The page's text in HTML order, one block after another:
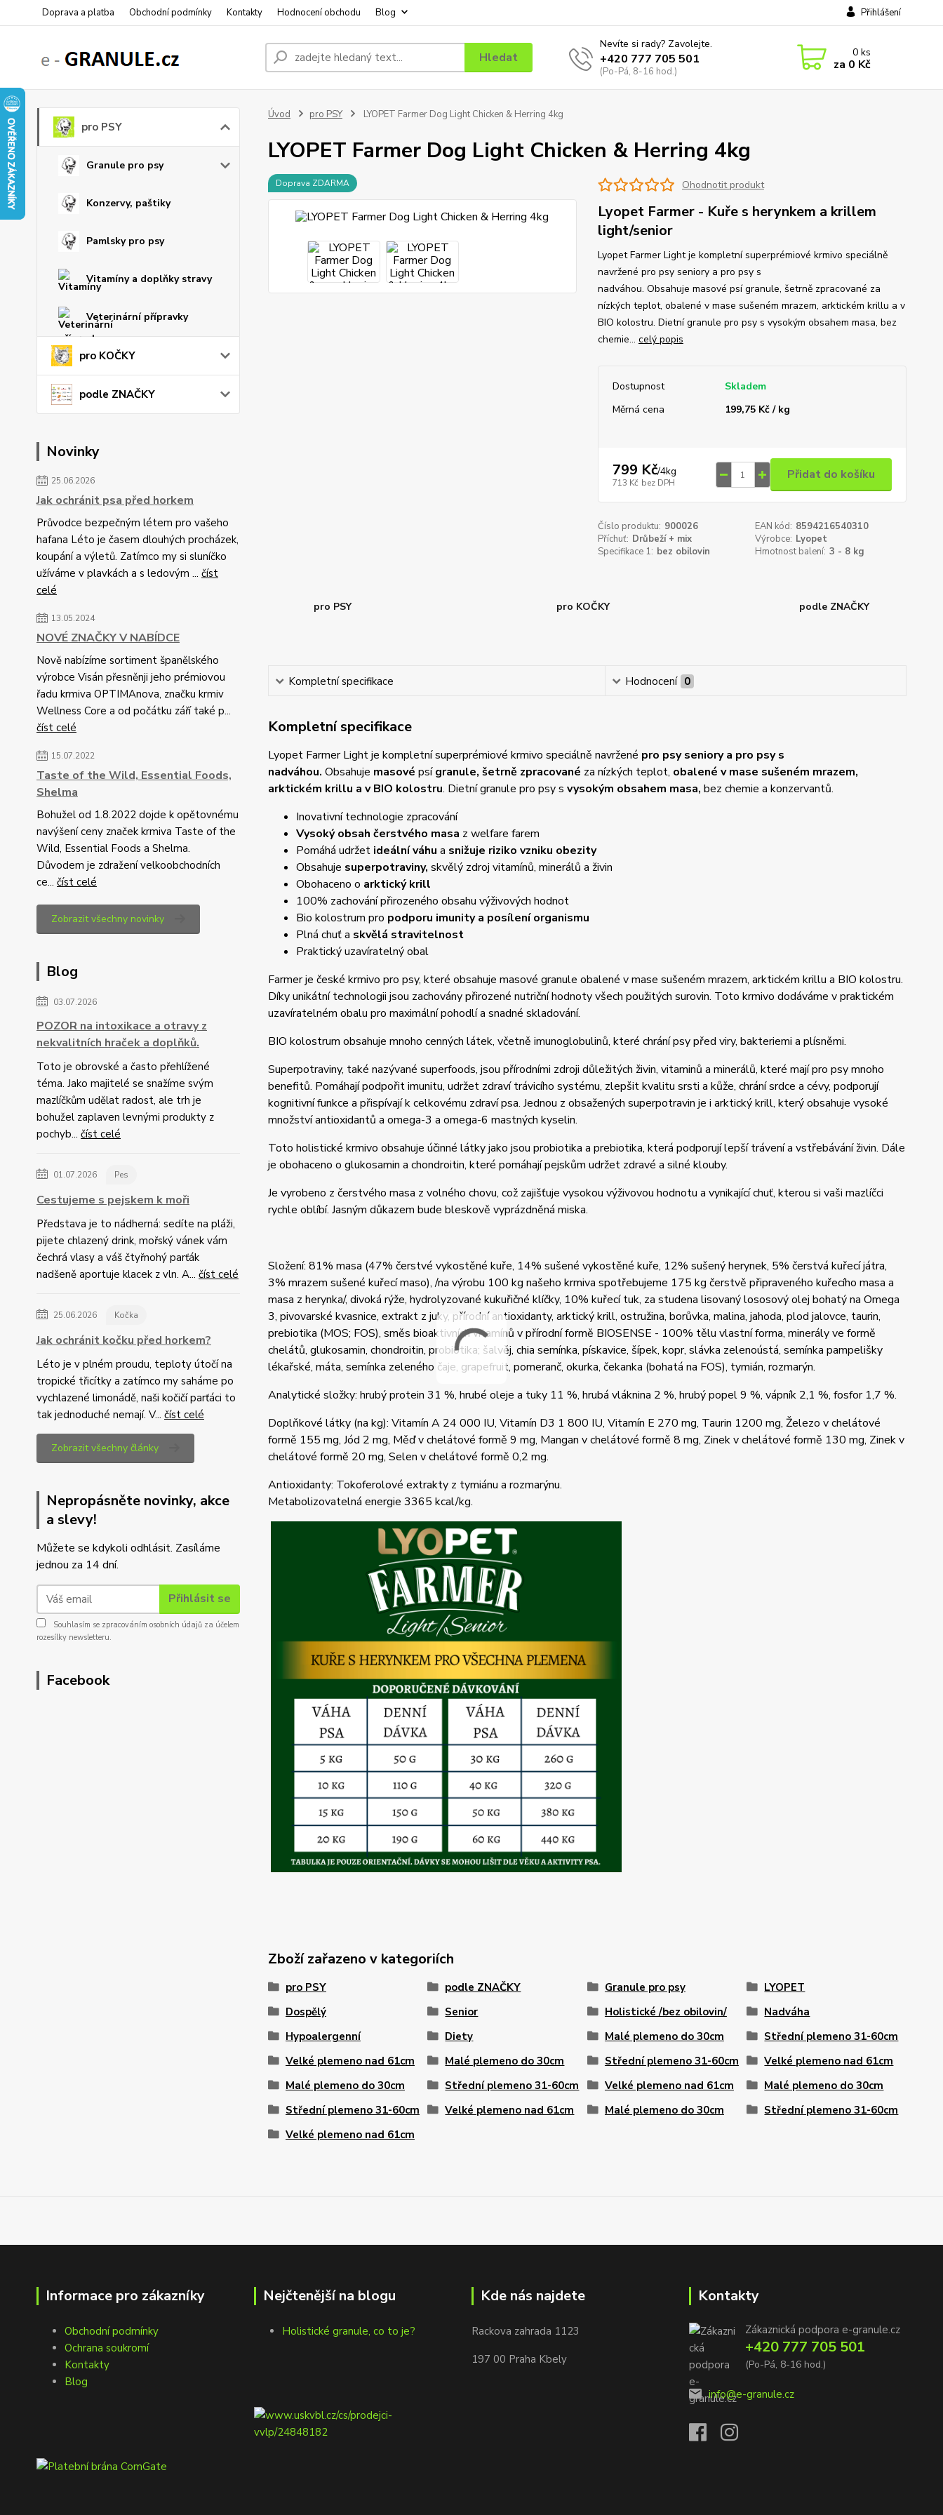
Doprava a platba Obchodní podmínky Kontakty Hodnocení obchodu Blog Přihlášení
Hledat
Nevíte si rady? Zavolejte.
+420 777 705 501
(Po-Pá, 8-16 hod.)
0ks
za 0 Kč
pro PSY
Granule pro psy
Konzervy, paštiky
Pamlsky pro psy
Vitamíny a doplňky stravy
Veterinární přípravky
pro KOČKY
podle ZNAČKY
Novinky
25.06.2026
Jak ochránit psa před horkem
Průvodce bezpečným létem pro vašeho
hafana Léto je časem dlouhých procházek,
koupání a výletů. Zatímco my si sluníčko
užíváme v plavkách a s ledovým ... číst
celé
13.05.2024
NOVÉ ZNAČKY V NABÍDCE
Nově nabízíme sortiment španělského
výrobce Visán přesněnji jeho prémiovou
řadu krmiva OPTIMAnova, značku krmiv
Wellness Core a od počátku září také p...
číst celé
15.07.2022
Taste of the Wild, Essential Foods,
Shelma
Bohužel od 1.8.2022 dojde k opětovnému
navýšení ceny značek krmiva Taste of the
Wild, Essential Foods a Shelma.
Důvodem je zdražení velkoobchodních
ce... číst celé
Zobrazit všechny novinky
Blog
03.07.2026
POZOR na intoxikace a otravy z
nekvalitních hraček a doplňků.
Toto je obrovské a často přehlížené
téma. Jako majitelé se snažíme svým
mazlíčkům udělat radost, ale trh je
bohužel zaplaven levnými produkty z
pochyb... číst celé
01.07.2026 Pes
Cestujeme s pejskem k moři
Představa je to nádherná: sedíte na pláži,
pijete chlazený drink, mořský vánek vám
čechrá vlasy a váš čtyřnohý parťák
nadšeně aportuje klacek z vln. A... číst celé
25.06.2026 Kočka
Jak ochránit kočku před horkem?
Léto je v plném proudu, teploty útočí na
tropické třicítky a zatímco my saháme po
vychlazené limonádě, naši kočičí parťáci to
tak jednoduché nemají. V... číst celé
Zobrazit všechny články
Nepropásněte novinky, akce
a slevy!
Můžete se kdykoli odhlásit. Zasíláme
jednou za 14 dní.
Přihlásit se
Souhlasím se zpracováním osobních údajů za účelem
rozesílky newsletteru.
Facebook
Úvod pro PSY LYOPET Farmer Dog Light Chicken & Herring 4kg
LYOPET Farmer Dog Light Chicken & Herring 4kg
Doprava ZDARMA Ohodnotit produkt
Lyopet Farmer - Kuře s herynkem a krillem
light/senior
Lyopet Farmer Light je kompletní superprémiové krmivo speciálně
navržené pro psy seniory a pro psy s
nadváhou. Obsahuje masové psí granule, šetrně zpracované za
nízkých teplot, obalené v mase sušeném mrazem, arktickém krillu a v
BIO kolostru. Dietní granule pro psy s vysokým obsahem masa, bez
chemie... celý popis
Dostupnost
Skladem
Měrná cena
199,75 Kč / kg
799 Kč/4kg
713 Kč bez DPH
Přidat do košíku
Číslo produktu: 900026 EAN kód: 8594216540310
Příchuť: Drůbeží + mix Výrobce: Lyopet
Specifikace 1: bez obilovin Hmotnost balení: 3 - 8 kg
pro PSY pro KOČKY podle ZNAČKY
Kompletní specifikace Hodnocení 0
Kompletní specifikace
Lyopet Farmer Light je kompletní superprémiové krmivo speciálně navržené pro psy seniory a pro psy s
nadváhou. Obsahuje masové psígranule, šetrně zpracované za nízkých teplot, obalené v mase sušeném mrazem,
arktickém krillu a v BIO kolostru. Dietní granule pro psy s vysokým obsahem masa, bez chemie a konzervantů.
Inovativní technologie zpracování
Vysoký obsah čerstvého masa z welfare farem
Pomáhá udržet ideální váhu a snižuje riziko vzniku obezity
Obsahuje superpotraviny, skvělý zdroj vitamínů, minerálů a živin
Obohaceno o arktický krill
100% zachování přirozeného obsahu výživových hodnot
Bio kolostrum pro podporu imunity a posílení organismu
Plná chuť a skvělá stravitelnost
Praktický uzavíratelný obal
Farmer je české krmivo pro psy, které obsahuje masové granule obalené v mase sušeném mrazem, arktickém krillu a BIO kolostru.
Díky unikátní technologii jsou zachovány přirozené nutriční hodnoty všech použitých surovin. Toto krmivo dodáváme v praktickém
uzavíratelném obalu pro maximální pohodlí a snadné skladování.
BIO kolostrum obsahuje mnoho cenných látek, včetně imunoglobulinů, které chrání psy před viry, bakteriemi a plísněmi.
Superpotraviny, také nazývané superfoods, jsou přírodními zdroji důležitých živin, vitaminů a minerálů, které mají pro psy mnoho
benefitů. Pomáhají podpořit imunitu, udržet zdraví trávicího systému, zlepšit kvalitu srsti a kůže, chrání srdce a cévy, podporují
kognitivní funkce a přispívají k celkovému zdraví psa. Jednou z obsažených superpotravin je i arktický krill, který obsahuje vysoké
množství antioxidantů a omega-3 a omega-6 mastných kyselin.
Toto holistické krmivo obsahuje účinné látky jako jsou probiotika a prebiotika, která podporují lepší trávení a vstřebávání živin. Dále
je obohaceno o glukosamin a chondroitin, které pomáhají pejskům udržet zdravé a silné klouby.
Je vyrobeno z čerstvého masa z volného chovu, což zajišťuje vysokou výživovou hodnotu a vynikající chuť, kterou si vaši mazlíčci
rychle oblíbí. Jasným důkazem bude bleskově vyprázdněná miska.
Složení: 81% masa (47% čerstvé vykostěné kuře, 14% sušené vykostěné kuře, 12% sušený herynek, 5% čerstvá kuřecí játra,
3% mrazem sušené kuřecí maso), /na výrobu 100 kg našeho krmiva spotřebujeme 175 kg čerstvě připraveného kuřecího masa a
masa z herynka/, divoká rýže, hydrolyzované kukuřičné klíčky, 10% kuřecí tuk, za studena lisovaný lososový olej bohatý na Omega
3, pivovarské kvasnice, extrakt z juky, přírodní antioxidanty, arktický krill, ostružina, borůvka, malina, jahoda, plod jalovce, taurin,
prebiotika (MOS; FOS), směs bioaktivních vitamínů v přírodní formě BIOSENSE - 100% tělu vlastní forma, minerály ve formě
chelátů, glukosamin, chondroitin, probiotika; šalvěj, chia semínka, pískavice, šípek, kopr, slávka zelenoústá, semínka pampelišky
lékařské, máta, semínka zeleného čaje, grapefruit, pomeranč, okurka, čekanka (bohatá na FOS), tymián, rozmarýn.
Analytické složky: hrubý protein 31 %, hrubé oleje a tuky 11 %, hrubá vláknina 2 %, hrubý popel 9 %, vápník 2,1 %, fosfor 1,7 %.
Doplňkové látky (na kg): Vitamín A 24 000 IU, Vitamín D3 1 800 IU, Vitamín E 270 mg, Taurin 1200 mg, Železo v chelátové
formě 155 mg, Jód 2 mg, Měď v chelátové formě 9 mg, Mangan v chelátové formě 8 mg, Zinek v chelátové formě 130 mg, Zinek v
chelátové formě 20 mg, Selen v chelátové formě 0,2 mg.
Antioxidanty: Tokoferolové extrakty z tymiánu a rozmarýnu.
Metabolizovatelná energie 3365 kcal/kg.
Zboží zařazeno v kategoriích
pro PSY podle ZNAČKY Granule pro psy
LYOPET
Dospělý
Senior Holistické /bez obilovin/
Nadváha
Hypoalergenní
Diety Malé plemeno do 30cm
Střední plemeno 31-60cm
Velké plemeno nad 61cm
Malé plemeno do 30cm Střední plemeno 31-60cm
Velké plemeno nad 61cm
Malé plemeno do 30cm
Střední plemeno 31-60cm Velké plemeno nad 61cm
Malé plemeno do 30cm
Střední plemeno 31-60cm
Velké plemeno nad 61cm Malé plemeno do 30cm
Střední plemeno 31-60cm
Velké plemeno nad 61cm
Informace pro zákazníky
Obchodní podmínky
Ochrana soukromí
Kontakty
Blog
Nejčtenější na blogu
Holistické granule, co to je?
Kde nás najdete
Rackova zahrada 1123
197 00 Praha Kbely
Kontakty
Zákaznická podpora e-granule.cz
+420 777 705 501
(Po-Pá, 8-16 hod.)
info@e-granule.cz